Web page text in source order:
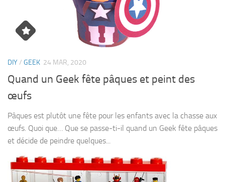
DIY/ GEEK 24 MAR, 2020
Quand un Geek fête pâques et peint des
œufs
Pâques est plutôt une fête pour les enfants avec la chasse aux
œufs. Quoi que… Que se passe-ti-il quand un Geek fête pâques
et décide de peindre quelques...